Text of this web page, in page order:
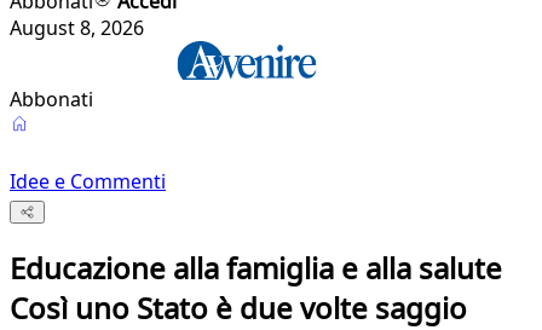
August 8, 2026
Abbonati
Idee e Commenti
Educazione alla famiglia e alla salute
Così uno Stato è due volte saggio